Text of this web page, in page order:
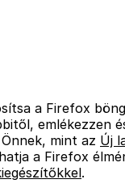
a Firefox
emlékezzen
mint az Új
a Firefox
.